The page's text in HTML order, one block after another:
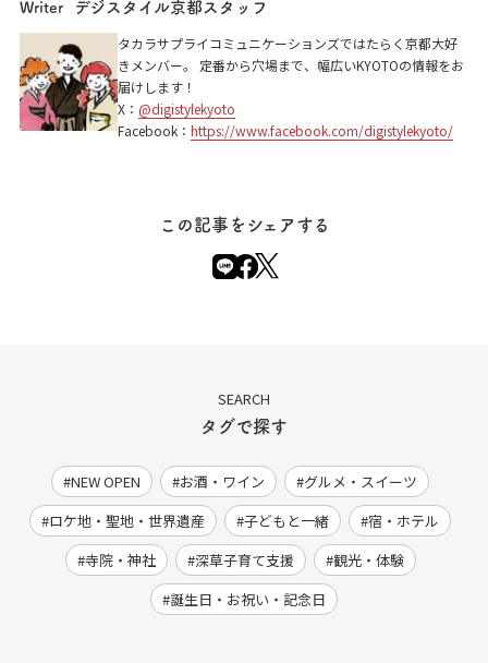
Writer デジスタイル京都スタッフ
タカラサプライコミュニケーションズではたらく京都大好
きメンバー。 定番から穴場まで、幅広いKYOTOの情報をお
届けします！
X： @digistylekyoto
Facebook： https://www.facebook.com/digistylekyoto/
この記事をシェアする
SEARCH
タグで探す
NEW OPEN お酒・ワイン
グルメ・スイーツ
ロケ地・聖地・世界遺産
子どもと一緒
宿・ホテル
寺院・神社
深草子育て支援
観光・体験
誕生日・お祝い・記念日